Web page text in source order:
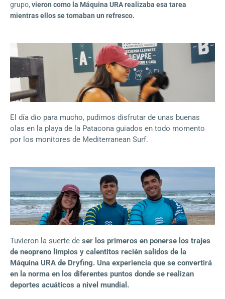
grupo, vieron como la Máquina URA realizaba esa tarea
mientras ellos se tomaban un refresco.
El día dio para mucho, pudimos disfrutar de unas buenas
olas en la playa de la Patacona guiados en todo momento
por los monitores de Mediterranean Surf.
Tuvieron la suerte de ser los primeros en ponerse los trajes
de neopreno limpios y calentitos recién salidos de la
Máquina URA de Dryfing. Una experiencia que se convertirá
en la norma en los diferentes puntos donde se realizan
deportes acuáticos a nivel mundial.